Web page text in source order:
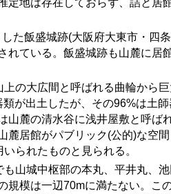
た飯盛城跡(大阪府大東市・四
れている。飯盛城跡も山麓に居
上の大広間と呼ばれる曲輪から
が出土したが、その96%は土
山麓の清水谷に浅井屋敷と呼ば
麓居館がパブリック(公的)な空
られたものと見られる。
も山城中枢部の本丸、平井丸、
規模は一辺70mに満たない。こ